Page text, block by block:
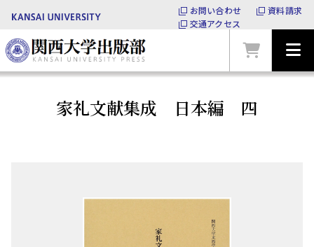
お問い合わせ
資料請求
交通アクセス
家礼文献集成 日本編 四